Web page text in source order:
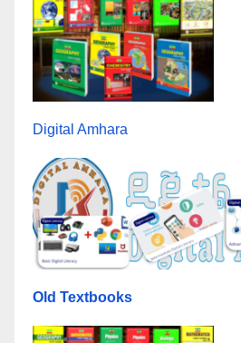
Digital Amhara
Old Textbooks